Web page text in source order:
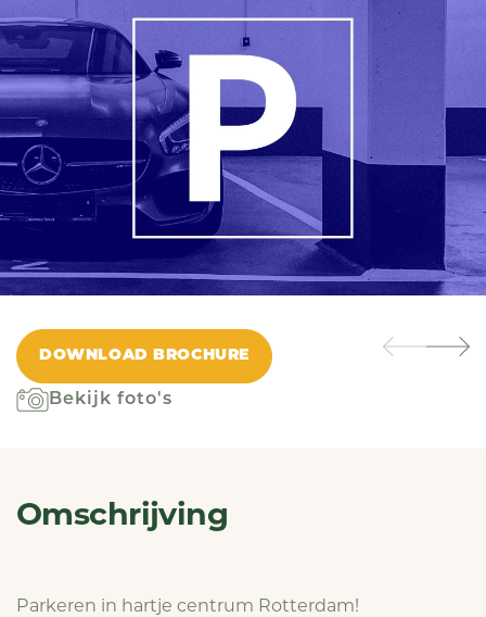
DOWNLOAD BROCHURE
Bekijk foto's
Omschrijving
Parkeren in hartje centrum Rotterdam!